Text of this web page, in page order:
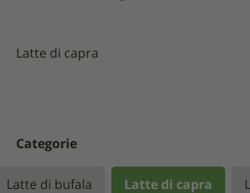
Latte di capra
Categorie
Latte di bufala Latte di capra